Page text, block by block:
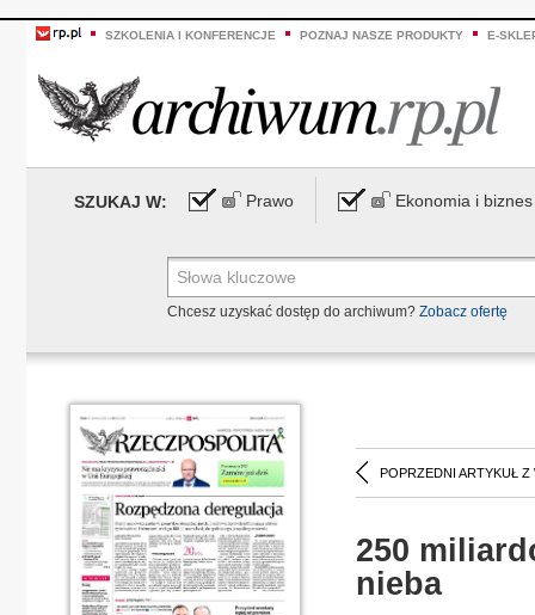
SZKOLENIA I KONFERENCJE POZNAJ NASZE PRODUKTY E-
SZUKAJ W: Prawo Ekonomia i biznes
Chcesz uzyskać dostęp do archiwum? Zobacz ofertę
POPRZEDNI ARTYKUŁ Z
250
nieba